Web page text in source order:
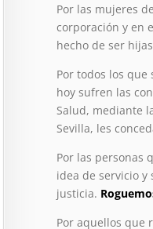
Por las mujeres
corporación y en
hecho de ser
Por todos los
hoy sufren las
Salud, mediante
Sevilla, les
Por las personas
idea de servicio y
justicia.
Por aquellos que